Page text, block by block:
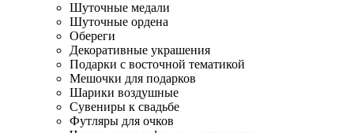
Шуточные медали
Шуточные ордена
Обереги
Декоративные украшения
Подарки с восточной тематикой
Мешочки для подарков
Шарики воздушные
Сувениры к свадьбе
Футляры для очков